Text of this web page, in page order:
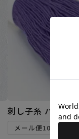
刺し子糸 バイオ
メール便10個まで可